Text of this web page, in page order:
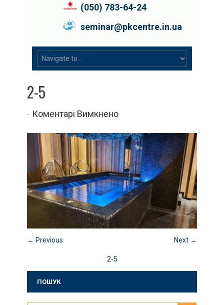
(050) 783-64-24
seminar@pkcentre.in.ua
2-5
- Коментарі Вимкненодо
2-
5
← Previous Next →
2-5
ПОШУК